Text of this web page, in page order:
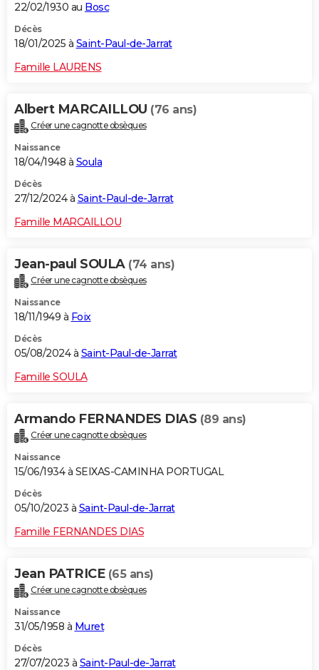
22/02/1930 au Bosc
Décès
18/01/2025 à Saint-Paul-de-Jarrat
Famille LAURENS
Albert MARCAILLOU (76 ans)
Créer une cagnotte obsèques
Naissance
18/04/1948 à Soula
Décès
27/12/2024 à Saint-Paul-de-Jarrat
Famille MARCAILLOU
Jean-paul SOULA (74 ans)
Créer une cagnotte obsèques
Naissance
18/11/1949 à Foix
Décès
05/08/2024 à Saint-Paul-de-Jarrat
Famille SOULA
Armando FERNANDES DIAS (89 ans)
Créer une cagnotte obsèques
Naissance
15/06/1934 à SEIXAS-CAMINHA PORTUGAL
Décès
05/10/2023 à Saint-Paul-de-Jarrat
Famille FERNANDES DIAS
Jean PATRICE (65 ans)
Créer une cagnotte obsèques
Naissance
31/05/1958 à Muret
Décès
27/07/2023 à Saint-Paul-de-Jarrat